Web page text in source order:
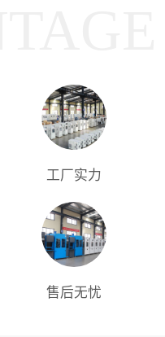
工厂实力
售后无忧